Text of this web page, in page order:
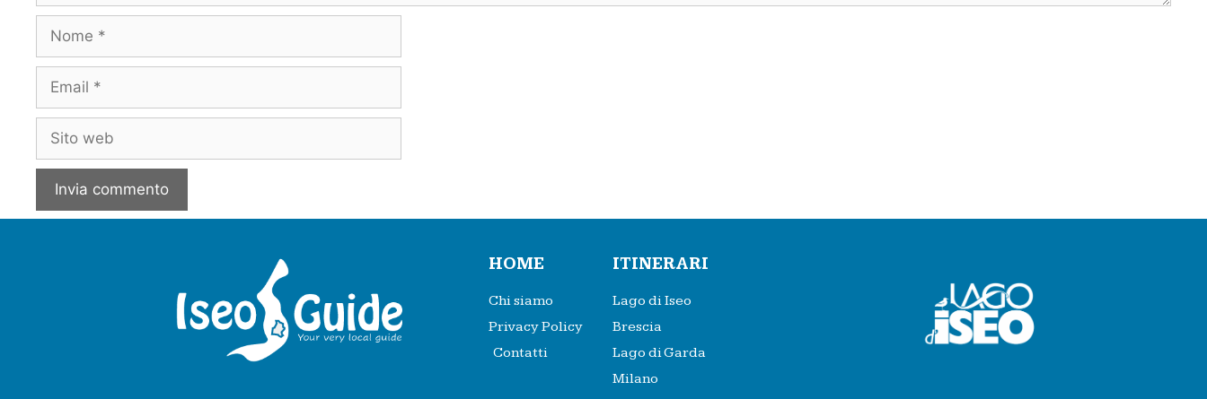
HOME
Chi siamo
Privacy Policy
Contatti
ITINERARI
Lago di Iseo
Brescia
Lago di Garda
Milano